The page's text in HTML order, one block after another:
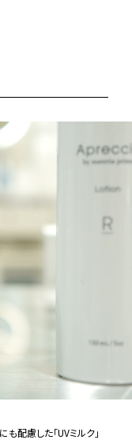
配慮した「UVミルク」